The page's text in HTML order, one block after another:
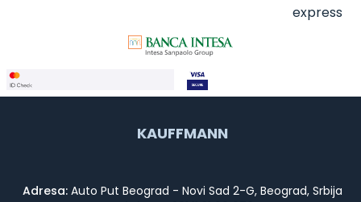
KAUFFMANN
Adresa:Auto Put Beograd - Novi Sad 2-G, Beograd, Srbija